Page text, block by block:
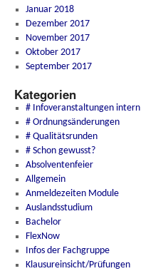
Januar 2018
Dezember 2017
November 2017
Oktober 2017
September 2017
Kategorien
# Infoveranstaltungen intern
# Ordnungsänderungen
# Qualitätsrunden
# Schon gewusst?
Absolventenfeier
Allgemein
Anmeldezeiten Module
Auslandsstudium
Bachelor
FlexNow
Infos der Fachgruppe
Klausureinsicht/Prüfungen